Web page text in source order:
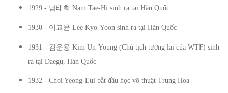
1929 - 남태희 Nam Tae-Hi sinh ra tại Hàn Quốc
1930 - 이교윤 Lee Kyo-Yoon sinh ra tại Hàn Quốc
1931 - 김운용 Kim Un-Young (Chủ tịch tương lai của WTF) sinh
ra tại Daegu, Hàn Quốc
1932 - Choi Yeong-Eui bắt đầu học võ thuật Trung Hoa